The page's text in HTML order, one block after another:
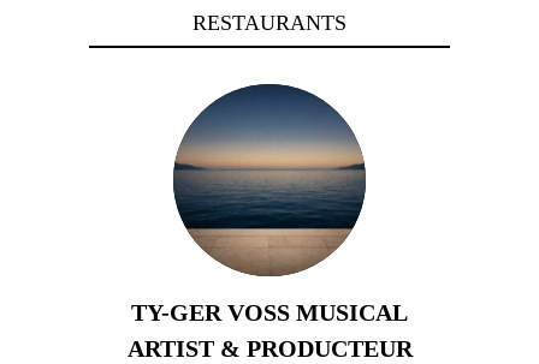
RESTAURANTS
TY-GER VOSS MUSICAL
ARTIST & PRODUCTEUR